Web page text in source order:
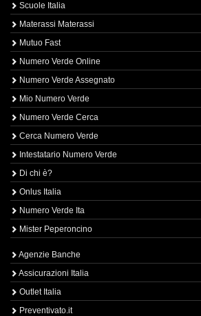
Scuole Italia
Materassi Materassi
Mutuo Fast
Numero Verde Online
Numero Verde Assegnato
Mio Numero Verde
Numero Verde Cerca
Cerca Numero Verde
Intestatario Numero Verde
Di chi è?
Onlus Italia
Numero Verde Ita
Mister Peperoncino
Agenzie Banche
Assicurazioni Italia
Outlet Italia
Preventivato.it